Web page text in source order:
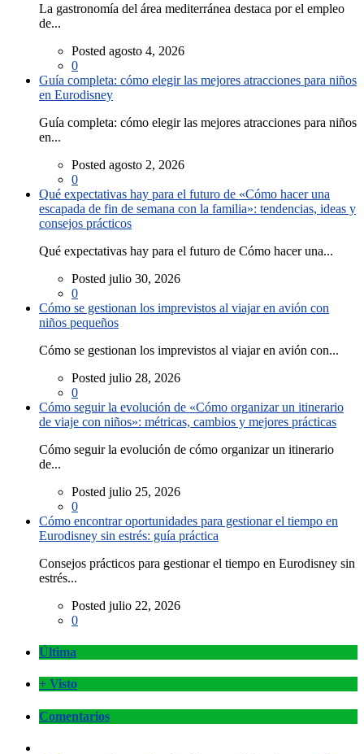
La gastronomía del área mediterránea destaca por el empleo
de...
Posted agosto 4, 2026
0
Guía completa: cómo elegir las mejores atracciones para niños
en Eurodisney
Guía completa: cómo elegir las mejores atracciones para niños
en...
Posted agosto 2, 2026
0
Qué expectativas hay para el futuro de «Cómo hacer una
escapada de fin de semana con la familia»: tendencias, ideas y
consejos prácticos
Qué expectativas hay para el futuro de Cómo hacer una...
Posted julio 30, 2026
0
Cómo se gestionan los imprevistos al viajar en avión con
niños pequeños
Cómo se gestionan los imprevistos al viajar en avión con...
Posted julio 28, 2026
0
Cómo seguir la evolución de «Cómo organizar un itinerario
de viaje con niños»: métricas, cambios y mejores prácticas
Cómo seguir la evolución de cómo organizar un itinerario
de...
Posted julio 25, 2026
0
Cómo encontrar oportunidades para gestionar el tiempo en
Eurodisney sin estrés: guía práctica
Consejos prácticos para gestionar el tiempo en Eurodisney sin
estrés...
Posted julio 22, 2026
0
Última
+ Visto
Comentarios